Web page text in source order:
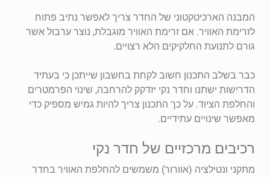
המבנה הארכיטקטוני של החדר צריך לאפשר נתיב פתוח
לזרימת האוויר. אם זרימת האוויר מוגבלת, נוצר ערבול אשר
גורם לתנועת החלקיקים הלא רצויים.
כבר בשלב התכנון חשוב לקחת בחשבון שייתכן כי בעתיד
הדרישות ישתנו וחדר נקי יזדקק להרחבה, שינוי הפרמטרים
והחלפת הציוד. על כך התכנון צריך להיות גמיש מספיק כדי
מאפשר שינויים עתידיים.
רכיבים מרכזיים של חדר נקי
מתקני ונטילציה (אוורור) משמשים להחלפת האוויר בחדר